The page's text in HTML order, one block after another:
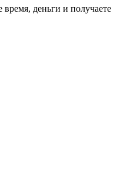
деньги и получаете